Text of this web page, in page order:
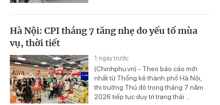
Hà Nội: CPI tháng 7 tăng nhẹ do yếu tố mùa
vụ, thời tiết
1 ngày trước
(Chinhphu.vn) - Theo báo cáo mới
nhất từ Thống kê thành phố Hà Nội,
thị trường Thủ đô trong tháng 7 năm
2026 tiếp tục duy trì trạng thái ...